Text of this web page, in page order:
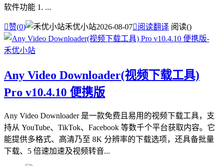
软件功能 1. ...
赞(0) 禾优小站2026-08-07阅读翻译 阅读()
Any Video Downloader(视频下载工具)
Pro v10.4.10 便携版
Any Video Downloader 是一款免费且易用的视频下载工具，支
持从 YouTube、TikTok、Facebook 等数千个平台获取内容。它
能提供多格式、高清乃至 8K 分辨率的下载选项，还具备批量
下载、5 倍速加速及视频转音...